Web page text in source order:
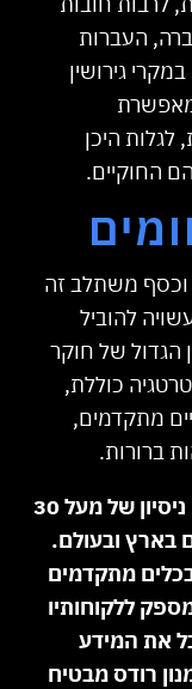
העברות
גירושין
מאפשרת
היכן
החוקיים.
וכסף משתלב זה
להוביל
הגדול של חוקר
כוללת,
מתקדמים,
ברורות.
משרד החקירות אמנון רודס מביא ניסיון של מעל 30
בארץ ובעולם.
מתקדמים
ללקוחותיו
את המידע
רודס מבטיח